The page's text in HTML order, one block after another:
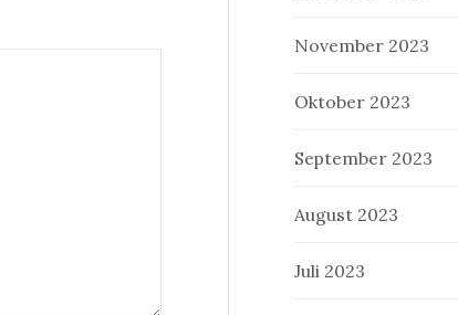
November 2023
Oktober 2023
September 2023
August 2023
Juli 2023